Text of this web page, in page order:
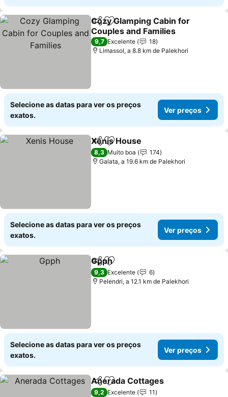
PartilharAdicionar aos favoritos
Cozy Glamping Cabin for
Couples and Families
Ver preços
9,7 Excelente
18
Limassol, a 8.8 km de Palekhori
Selecione as datas para ver os preços
exatos.
Ver preços
PartilharAdicionar aos favoritos
Xenis House
8,3 Muito boa
174
Galata, a 19.6 km de Palekhori
Selecione as datas para ver os preços
exatos.
Ver preços
PartilharAdicionar aos favoritos
Gpph
9,3 Excelente
6
Pelendri, a 12.1 km de Palekhori
Selecione as datas para ver os preços
exatos.
Ver preços
PartilharAdicionar aos favoritos
Anerada Cottages
9,2 Excelente
11